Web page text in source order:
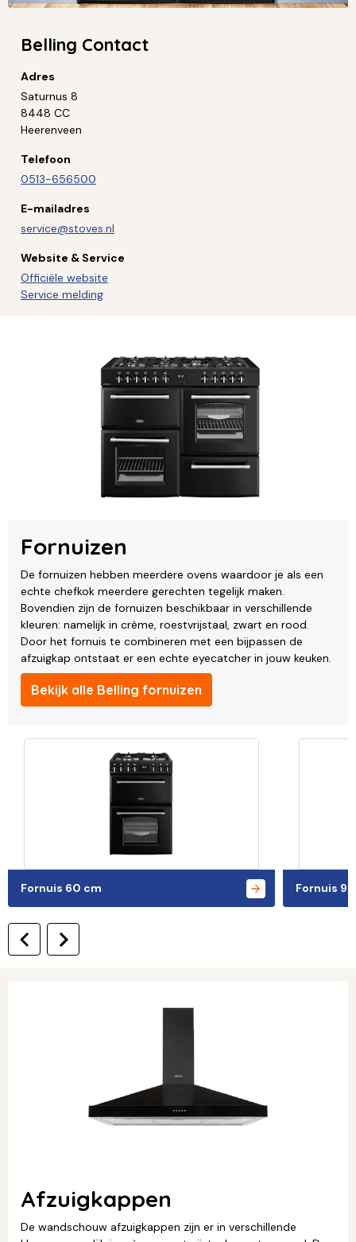
Belling Contact
Adres
Saturnus 8
8448 CC
Heerenveen
Telefoon
0513-656500
E-mailadres
service@stoves.nl
Website & Service
Officiële website
Service melding
Fornuizen
De fornuizen hebben meerdere ovens waardoor je als een
echte chefkok meerdere gerechten tegelijk maken.
Bovendien zijn de fornuizen beschikbaar in verschillende
kleuren: namelijk in crème, roestvrijstaal, zwart en rood.
Door het fornuis te combineren met een bijpassen de
afzuigkap ontstaat er een echte eyecatcher in jouw keuken.
Bekijk alle Belling fornuizen
Fornuis 60 cm Fornuis
Afzuigkappen
De wandschouw afzuigkappen zijn er in verschillende